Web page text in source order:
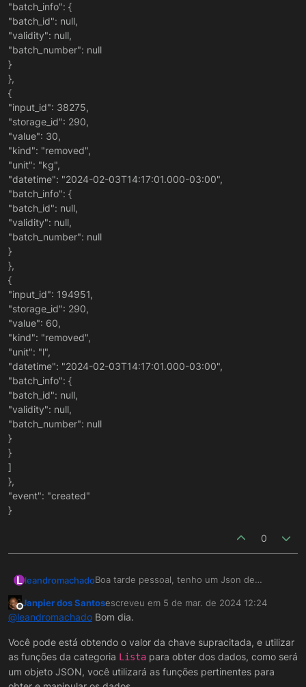
"batch_info": {
"batch_id": null,
"validity": null,
"batch_number": null
}
},
{
"input_id": 38275,
"storage_id": 290,
"value": 30,
"kind": "removed",
"unit": "kg",
"datetime": "2024-02-03T14:17:01.000-03:00",
"batch_info": {
"batch_id": null,
"validity": null,
"batch_number": null
}
},
{
"input_id": 194951,
"storage_id": 290,
"value": 60,
"kind": "removed",
"unit": "l",
"datetime": "2024-02-03T14:17:01.000-03:00",
"batch_info": {
"batch_id": null,
"validity": null,
"batch_number": null
}
}
]
},
"event": "created"
}
0
L leandromachadoBoa tarde pessoal, tenho um Json de
estou conseguindo pegar para salvar em uma
tabela.
Já consegui pegar o resource e as tag's,
porém não sei como trabalhar com o
consegui foi salvar em uma variável.
Json abaixo?
Json:
{
"resource": {
Offline
Janpier dos Santosescreveu em 5 de mar. de 2024 12:24
última edição por
@leandromachado Bom dia.
Você pode está obtendo o valor da chave supracitada, e utilizar
as funções da categoria Lista para obter dos dados, como será
um objeto JSON, você utilizará as funções pertinentes para